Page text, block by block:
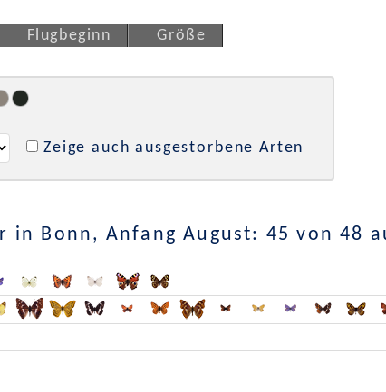
Flugbeginn Größe
Zeige auch ausgestorbene Arten
in Bonn, Anfang August: 45 von 48